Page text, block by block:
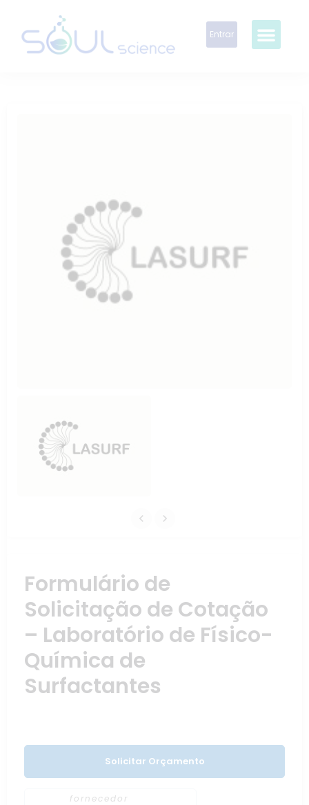
Entrar
Formulário de
Solicitação de Cotação
– Laboratório de Físico-
Química de
Surfactantes
Solicitar Orçamento
fornecedor